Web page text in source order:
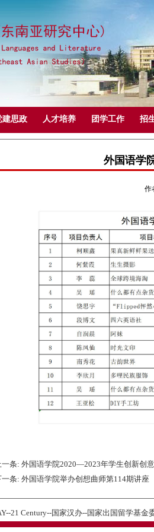
建思政 人才培养 团学工作 招
外国语学
作
一条: 外国语学院2020—2023年学生创新创
一条: 外国语学院举办创想曲师第114期讲座
--21 Century--国家汉办--国家出国留学基金